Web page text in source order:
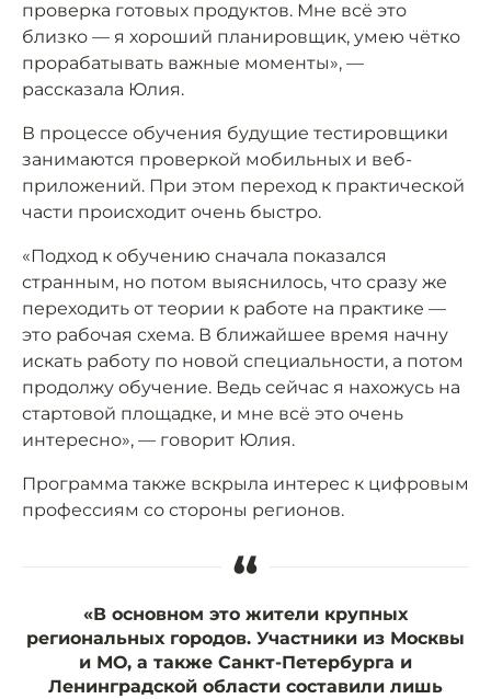
проверка готовых продуктов. Мне всё это
близко — я хороший планировщик, умею чётко
прорабатывать важные моменты», —
рассказала Юлия.
В процессе обучения будущие тестировщики
занимаются проверкой мобильных и веб-
приложений. При этом переход к практической
части происходит очень быстро.
«Подход к обучению сначала показался
странным, но потом выяснилось, что сразу же
переходить от теории к работе на практике —
это рабочая схема. В ближайшее время начну
искать работу по новой специальности, а потом
продолжу обучение. Ведь сейчас я нахожусь на
стартовой площадке, и мне всё это очень
интересно», — говорит Юлия.
Программа также вскрыла интерес к цифровым
профессиям со стороны регионов.
“
«В основном это жители крупных
региональных городов. Участники из Москвы
и МО, а также Санкт-Петербурга и
Ленинградской области составили лишь